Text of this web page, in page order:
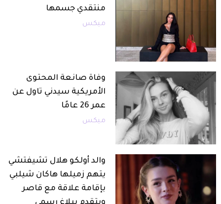
منتقدي جسمها
ميكس
وفاة صانعة المحتوى
الأمريكية سيدني تاول عن
عمر 26 عامًا
ميكس
والد أولكو هلال تشيفتشي
يتهم زميلها هاكان شيلبي
بإقامة علاقة مع قاصر